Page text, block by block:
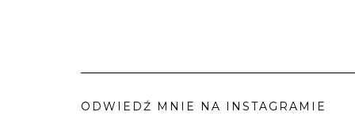
ODWIEDŹ MNIE NA INSTAGRAMIE